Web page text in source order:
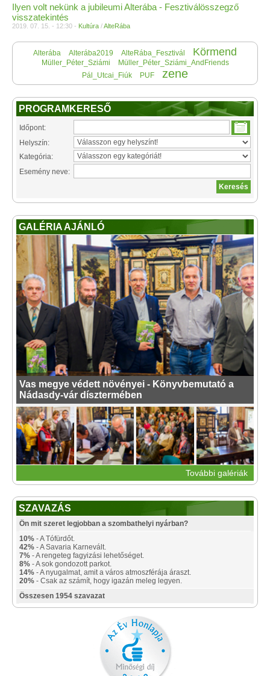
Ilyen volt nekünk a jubileumi Alterába - Fesztiválösszegző
visszatekintés
2019. 07. 15. - 12:30 - Kultúra /AlteRába
Alterába Alterába2019 AlteRába_Fesztivál Körmend
Müller_Péter_Sziámi
Müller_Péter_Sziámi_AndFriends
Pál_Utcai_Fiúk
PUF zene
PROGRAMKERESŐ
Időpont:
Helyszín:
Kategória:
Esemény neve:
GALÉRIA AJÁNLÓ
Vas megye védett növényei - Könyvbemutató a
Nádasdy-vár dísztermében
További galériák
SZAVAZÁS
Ön mit szeret legjobban a szombathelyi nyárban?
10% - A Tófürdőt.
42% - A Savaria Karnevált.
7% - A rengeteg fagyizási lehetőséget.
8% - A sok gondozott parkot.
14% - A nyugalmat, amit a város atmoszférája áraszt.
20% - Csak az számít, hogy igazán meleg legyen.
Összesen 1954 szavazat